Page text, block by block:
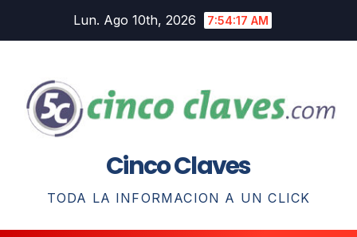
Lun. Ago 10th, 2026 7:54:18 AM
Cinco Claves
TODA LA INFORMACION A UN CLICK